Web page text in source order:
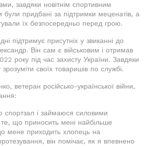
завдяки новітнім спортивним
були придбані за підтримки меценатів, а
їх безпосередньо перед грою.
підтримує присутніх у звиканні до
Він сам є військовим і отримав
року під час захисту України. Завдяки
своїх товаришів по службі.
ветеран російсько-української війни,
спортзал і займаюся силовими
що приносить мені найбільше
мене приходить хлопець на
він помічає, як я впевнено